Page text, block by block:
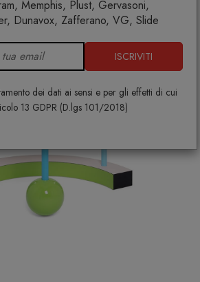
Memphis, Plust, Gervasoni,
Dunavox, Zafferano, VG, Slide
ISCRIVITI
dei dati ai sensi e per gli effetti di cui
13 GDPR (D.lgs 101/2018)